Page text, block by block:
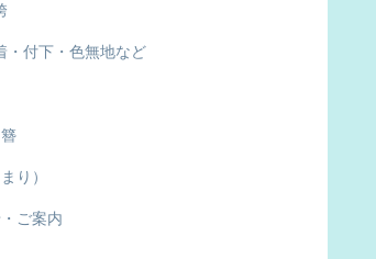
・付下・色無地など
り）
ご案内